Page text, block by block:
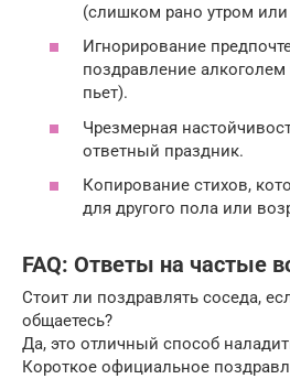
(слишком рано утром
Игнорирование
поздравление
пьет).
Чрезмерная
ответный праздник.
Копирование стихов,
для другого пола или
FAQ: Ответы на частые
Стоит ли поздравлять соседа,
общаетесь?
Да, это отличный способ
Короткое официальное